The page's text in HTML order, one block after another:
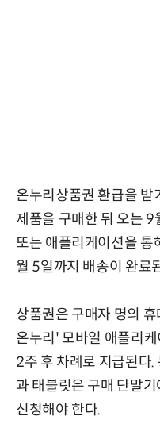
온누리상품권 환급을 받
제품을 구매한 뒤 오는
또는 애플리케이션을 통
월 5일까지 배송이 완료
상품권은 구매자 명의
온누리' 모바일 애플리
2주 후 차례로 지급된다
과 태블릿은 구매 단말
신청해야 한다.